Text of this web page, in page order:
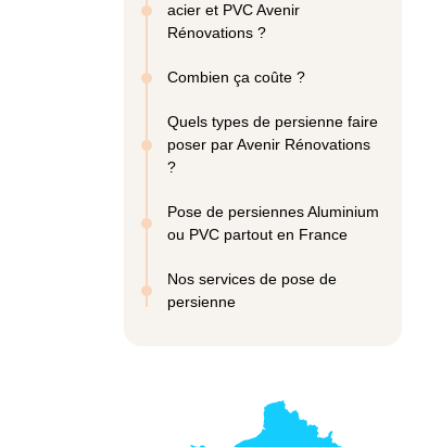
acier et PVC Avenir
Rénovations ?
Combien ça coûte ?
Quels types de persienne faire
poser par Avenir Rénovations
?
Pose de persiennes Aluminium
ou PVC partout en France
Nos services de pose de
persienne